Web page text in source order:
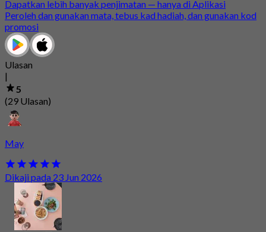
Dapatkan lebih banyak penjimatan — hanya di Aplikasi
Peroleh dan gunakan mata, tebus kad hadiah, dan gunakan kod
promosi
Ulasan
|
5
(29 Ulasan)
May
Dikaji pada 23 Jun 2026